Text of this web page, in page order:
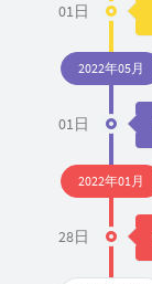
01日
2022年05月
01日
2022年01月
28日